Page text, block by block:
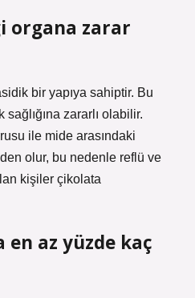
organa zarar
bir yapıya sahiptir. Bu
zararlı olabilir.
ile mide arasındaki
olur, bu nedenle reflü ve
kişiler çikolata
az yüzde kaç